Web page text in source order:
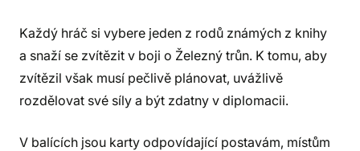
Každý hráč si vybere jeden z rodů známých z knihy
a snaží se zvítězit v boji o Železný trůn. K tomu, aby
zvítězil však musí pečlivě plánovat, uvážlivě
rozdělovat své síly a být zdatny v diplomacii.
V balících jsou karty odpovídající postavám, místům